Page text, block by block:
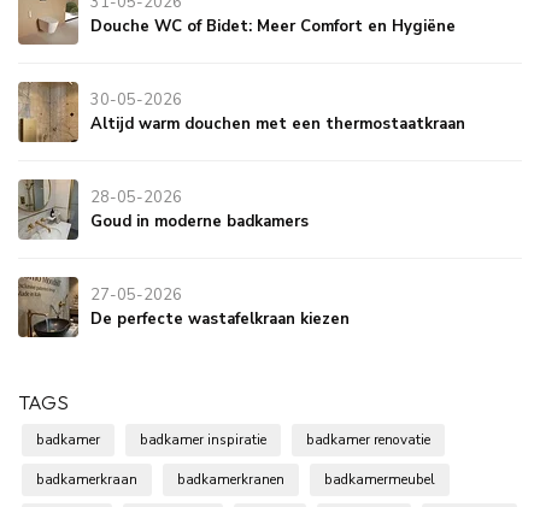
Douche WC of Bidet: Meer Comfort en Hygiëne
30-05-2026
Altijd warm douchen met een thermostaatkraan
28-05-2026
Goud in moderne badkamers
27-05-2026
De perfecte wastafelkraan kiezen
TAGS
badkamer badkamer inspiratie badkamer renovatie
badkamerkraan badkamerkranen badkamermeubel